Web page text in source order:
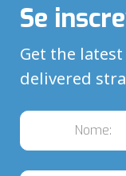
Se
Get the
delivered